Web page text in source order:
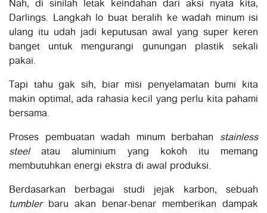
Nah, di sinilah letak keindahan dari aksi nyata kita,
Darlings. Langkah lo buat beralih ke wadah minum isi
ulang itu udah jadi keputusan awal yang super keren
banget untuk mengurangi gunungan plastik sekali
pakai.
Tapi tahu gak sih, biar misi penyelamatan bumi kita
makin optimal, ada rahasia kecil yang perlu kita pahami
bersama.
Proses pembuatan wadah minum berbahan stainless
steelatau aluminium yang kokoh itu memang
membutuhkan energi ekstra di awal produksi.
Berdasarkan berbagai studi jejak karbon, sebuah
tumblerbaru akan benar-benar memberikan dampak